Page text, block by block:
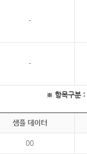
-
-
※ 항목구분 :
샘플 데이터
00